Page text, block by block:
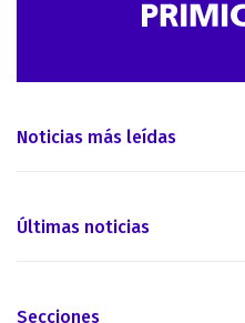
Noticias más leídas
Últimas noticias
Secciones